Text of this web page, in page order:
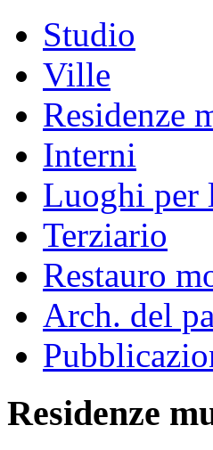
Studio
Ville
Residenze
Interni
Luoghi per
Terziario
Restauro
Arch. del
Residenze